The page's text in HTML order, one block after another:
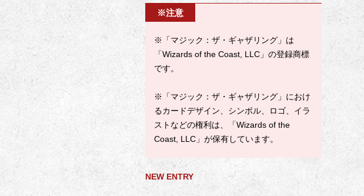
※注意
※「マジック：ザ・ギャザリング」は
「Wizards of the Coast, LLC」の登録商標
です。
※「マジック：ザ・ギャザリング」におけ
るカードデザイン、シンボル、ロゴ、イラ
ストなどの権利は、「Wizards of the
Coast, LLC」が保有しています。
NEW ENTRY